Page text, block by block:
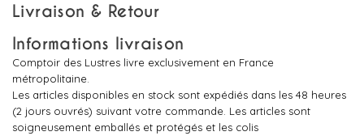
Livraison & Retour
Informations livraison
Comptoir des Lustres livre exclusivement en France
métropolitaine.
Les articles disponibles en stock sont expédiés dans les 48 heures
(2 jours ouvrés) suivant votre commande. Les articles sont
soigneusement emballés et protégés et les colis